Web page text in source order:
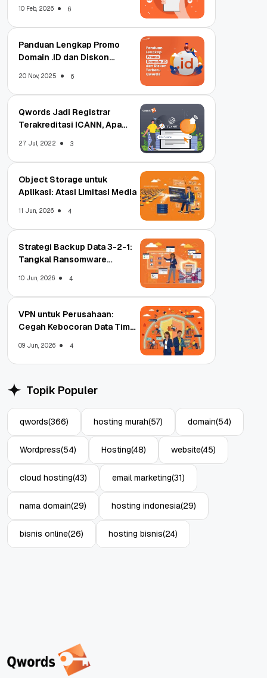
10 Feb, 2026 6
Panduan Lengkap Promo
Domain .ID dan Diskon
20 Nov, 2025 6
Qwords Jadi Registrar
Terakreditasi ICANN, Apa
27 Jul, 2022 3
Object Storage untuk
Aplikasi: Atasi Limitasi Media
11 Jun, 2026 4
Strategi Backup Data 3-2-1:
Tangkal Ransomware
10 Jun, 2026 4
VPN untuk Perusahaan:
Cegah Kebocoran Data Tim
09 Jun, 2026 4
Topik Populer
qwords(366) hosting murah(57) domain(54)
Wordpress(54) Hosting(48) website(45)
cloud hosting(43) email marketing(31)
nama domain(29) hosting indonesia(29)
bisnis online(26) hosting bisnis(24)